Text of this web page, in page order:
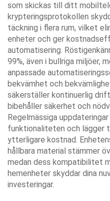
som skickas till ditt
krypteringsprotokollen
täckning i flera rum, vilket
enheter och ger
automatisering.
99%, även i bullriga miljöer,
anpassade
bekvämhet och
säkerställer kontinuerlig
bibehåller säkerhet och
Regelmässiga
funktionaliteten och lägger
ytterligare kostnad.
hållbara material stämmer
medan dess kompatibilitet
hemenheter skyddar dina
investeringar.